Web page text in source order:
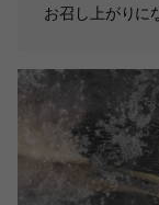
お召し上がりに